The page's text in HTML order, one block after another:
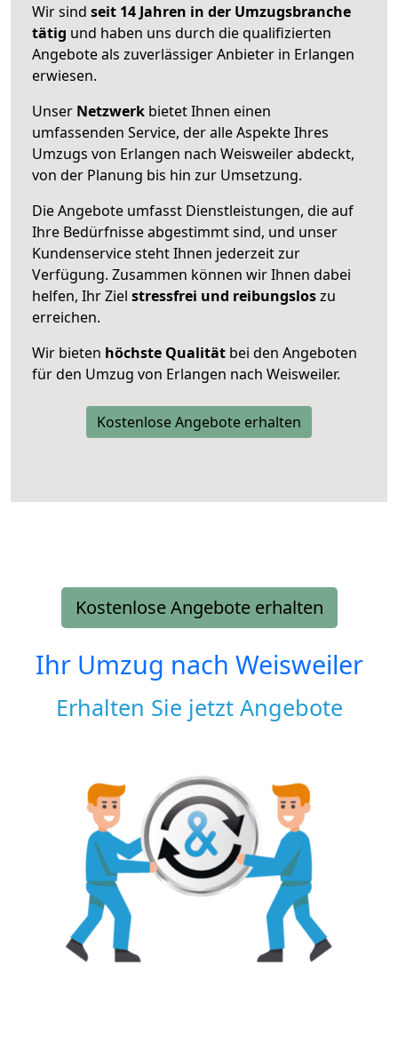
Wir sind seit 14 Jahren in der Umzugsbranche
tätig und haben uns durch die qualifizierten
Angebote als zuverlässiger Anbieter in Erlangen
erwiesen.
Unser Netzwerk bietet Ihnen einen
umfassenden Service, der alle Aspekte Ihres
Umzugs von Erlangen nach Weisweiler abdeckt,
von der Planung bis hin zur Umsetzung.
Die Angebote umfasst Dienstleistungen, die auf
Ihre Bedürfnisse abgestimmt sind, und unser
Kundenservice steht Ihnen jederzeit zur
Verfügung. Zusammen können wir Ihnen dabei
helfen, Ihr Ziel stressfrei und reibungsloszu
erreichen.
Wir bieten höchste Qualität bei den Angeboten
für den Umzug von Erlangen nach Weisweiler.
Kostenlose Angebote erhalten
Kostenlose Angebote erhalten
Ihr Umzug nach Weisweiler
Erhalten Sie jetzt Angebote